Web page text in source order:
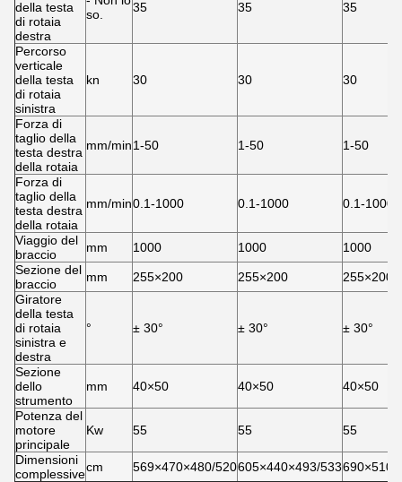
della testa
di rotaia
destra
so.
35 35 35
Percorso
verticale
della testa
di rotaia
sinistra
kn 30 30 30
Forza di
taglio della
testa destra
della rotaia
mm/min1-50 1-50 1-50
Forza di
taglio della
testa destra
della rotaia
mm/min0.1-1000 0.1-1000 0.1-1000
Viaggio del
braccio
mm 1000 1000
1000
Sezione del
braccio
mm 255×200 255×200
255×200
Giratore
della testa
di rotaia
sinistra e
destra
° ± 30° ± 30° ± 30°
Sezione
dello
strumento
mm 40×50 40×50 40×50
Potenza del
motore
principale
Kw 55 55 55
Dimensioni
complessivecm 569×470×480/520605×440×493/533